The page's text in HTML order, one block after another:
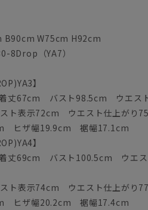
B90cm W75cm H92cm
8Drop（YA7）
】
着丈67cm バスト98.5cm ウエ
スト表示72cm ウエスト仕上が
ヒザ幅19.9cm 裾幅17.1cm
】
着丈69cm バスト100.5cm ウ
スト表示74cm ウエスト仕上が
ヒザ幅20.2cm 裾幅17.4cm